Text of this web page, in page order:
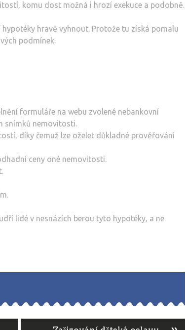
komu dost možná i hrozí exekuce a podobně.
hravě vyhnout. Protože tu získá pomalu
podmínek.
formuláře na webu zvolené nebankovní
snímků nemovitosti.
díky čemuž lze oželet důkladné prověřování
ceny oné nemovitosti.
lidé v nesnázích berou tyto hypotéky, a ne